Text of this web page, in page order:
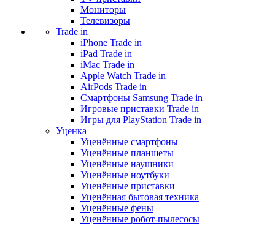
Мониторы
Телевизоры
Trade in
iPhone Trade in
iPad Trade in
iMac Trade in
Apple Watch Trade in
AirPods Trade in
Смартфоны Samsung Trade in
Игровые приставки Trade in
Игры для PlayStation Trade in
Уценка
Уценённые смартфоны
Уценённые планшеты
Уценённые наушники
Уценённые ноутбуки
Уценённые приставки
Уценённая бытовая техника
Уценённые фены
Уценённые робот-пылесосы